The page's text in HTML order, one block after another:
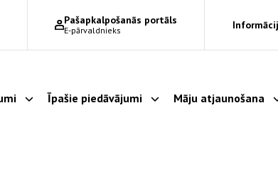
Pašapkalpošanās portāls
E-pārvaldnieks
Parādīt apakšizvēlni
Īpašie piedāvājumi Parādīt apakšizvēlni
Māju atjaunošana